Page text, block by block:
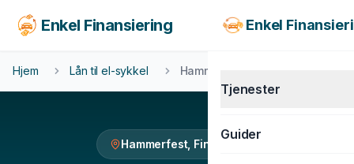
Enkel Finansiering Enkel
Tjenester
Guider
Hjem Lån til el-sykkel Hammerfest
Hammerfest, Finnmark